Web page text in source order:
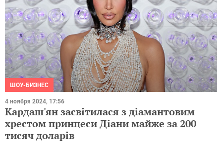
ШОУ-БИЗНЕС
4 ноября 2024, 17:56
Кардаш'ян засвітилася з діамантовим
хрестом принцеси Діани майже за 200
тисяч доларів